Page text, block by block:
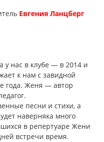
Евгения Ланцберг
у нас в клубе — в 2014 и
к нам с завидной
года. Женя — автор
песни и стихи, а
наверняка много
в репертуаре Жени
встречи время.